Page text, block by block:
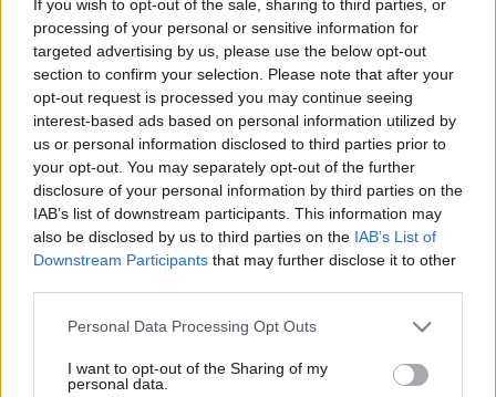
If you wish to opt-out of the sale, sharing to third parties, or
processing of your personal or sensitive information for
targeted advertising by us, please use the below opt-out
section to confirm your selection. Please note that after your
opt-out request is processed you may continue seeing
interest-based ads based on personal information utilized by
us or personal information disclosed to third parties prior to
your opt-out. You may separately opt-out of the further
disclosure of your personal information by third parties on the
IAB’s list of downstream participants. This information may
also be disclosed by us to third parties on the IAB’s List of
Downstream Participants that may further disclose it to other
Please note that this website/app uses one or more Google
not limited to your visit or usage behaviour. You may click to
grant or deny consent to Google and its third-party tags to
Personal Data Processing Opt Outs
I want to opt-out of the Sharing of my
personal data.
Kisállatok egészsége
#allergia#influenza#cukorbetegség
#orvosmeteorológia#vérnyomás#stroke#rákbetegség
#pajzsmirigy#reflux#ekcéma#herpesz
Regisztráció
Környezetszennyezés
Környezetszennyezés